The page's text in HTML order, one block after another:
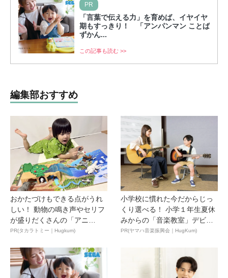
PR
「言葉で伝える力」を育めば、イヤイヤ
期もすっきり！ 「アンパンマン ことば
ずかん...
この記事も読む >>
編集部おすすめ
おかたづけもできる点がうれ
しい！ 動物の鳴き声やセリフ
が盛りだくさんの「アニ
ア ...
PR(タカラトミー｜Hugkum)
小学校に慣れた今だからじっ
くり選べる！ 小学１年生夏休
みからの「音楽教室」デビ
ュ...
PR(ヤマハ音楽振興会｜HugKum)